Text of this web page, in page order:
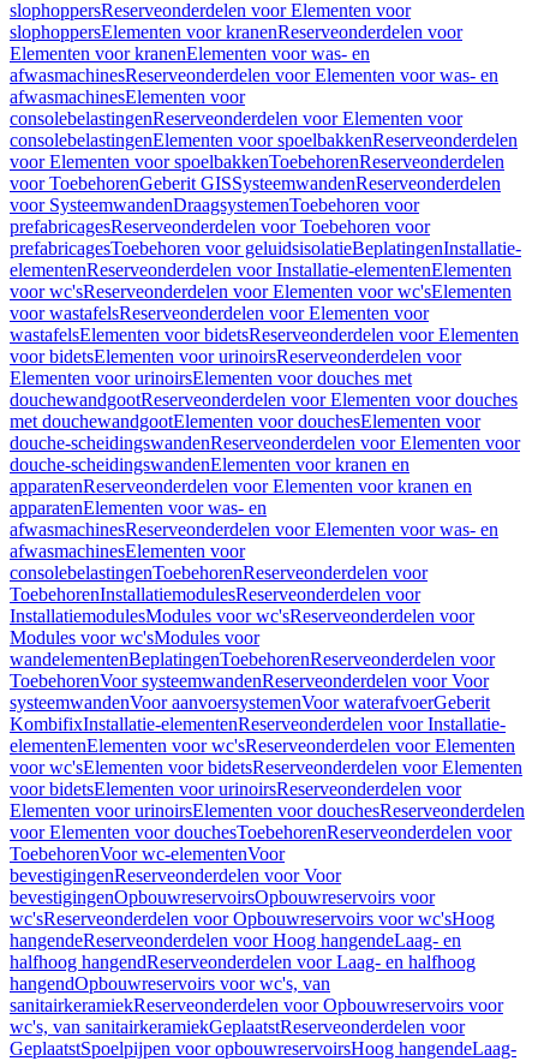
slophoppersReserveonderdelen voor Elementen voor
slophoppersElementen voor kranenReserveonderdelen voor
Elementen voor kranenElementen voor was- en
afwasmachinesReserveonderdelen voor Elementen voor was- en
afwasmachinesElementen voor
consolebelastingenReserveonderdelen voor Elementen voor
consolebelastingenElementen voor spoelbakkenReserveonderdelen
voor Elementen voor spoelbakkenToebehorenReserveonderdelen
voor ToebehorenGeberit GISSysteemwandenReserveonderdelen
voor SysteemwandenDraagsystemenToebehoren voor
prefabricagesReserveonderdelen voor Toebehoren voor
prefabricagesToebehoren voor geluidsisolatieBeplatingenInstallatie-
elementenReserveonderdelen voor Installatie-elementenElementen
voor wc'sReserveonderdelen voor Elementen voor wc'sElementen
voor wastafelsReserveonderdelen voor Elementen voor
wastafelsElementen voor bidetsReserveonderdelen voor Elementen
voor bidetsElementen voor urinoirsReserveonderdelen voor
Elementen voor urinoirsElementen voor douches met
douchewandgootReserveonderdelen voor Elementen voor douches
met douchewandgootElementen voor douchesElementen voor
douche-scheidingswandenReserveonderdelen voor Elementen voor
douche-scheidingswandenElementen voor kranen en
apparatenReserveonderdelen voor Elementen voor kranen en
apparatenElementen voor was- en
afwasmachinesReserveonderdelen voor Elementen voor was- en
afwasmachinesElementen voor
consolebelastingenToebehorenReserveonderdelen voor
ToebehorenInstallatiemodulesReserveonderdelen voor
InstallatiemodulesModules voor wc'sReserveonderdelen voor
Modules voor wc'sModules voor
wandelementenBeplatingenToebehorenReserveonderdelen voor
ToebehorenVoor systeemwandenReserveonderdelen voor Voor
systeemwandenVoor aanvoersystemenVoor waterafvoerGeberit
KombifixInstallatie-elementenReserveonderdelen voor Installatie-
elementenElementen voor wc'sReserveonderdelen voor Elementen
voor wc'sElementen voor bidetsReserveonderdelen voor Elementen
voor bidetsElementen voor urinoirsReserveonderdelen voor
Elementen voor urinoirsElementen voor douchesReserveonderdelen
voor Elementen voor douchesToebehorenReserveonderdelen voor
ToebehorenVoor wc-elementenVoor
bevestigingenReserveonderdelen voor Voor
bevestigingenOpbouwreservoirsOpbouwreservoirs voor
wc'sReserveonderdelen voor Opbouwreservoirs voor wc'sHoog
hangendeReserveonderdelen voor Hoog hangendeLaag- en
halfhoog hangendReserveonderdelen voor Laag- en halfhoog
hangendOpbouwreservoirs voor wc's, van
sanitairkeramiekReserveonderdelen voor Opbouwreservoirs voor
wc's, van sanitairkeramiekGeplaatstReserveonderdelen voor
GeplaatstSpoelpijpen voor opbouwreservoirsHoog hangendeLaag-